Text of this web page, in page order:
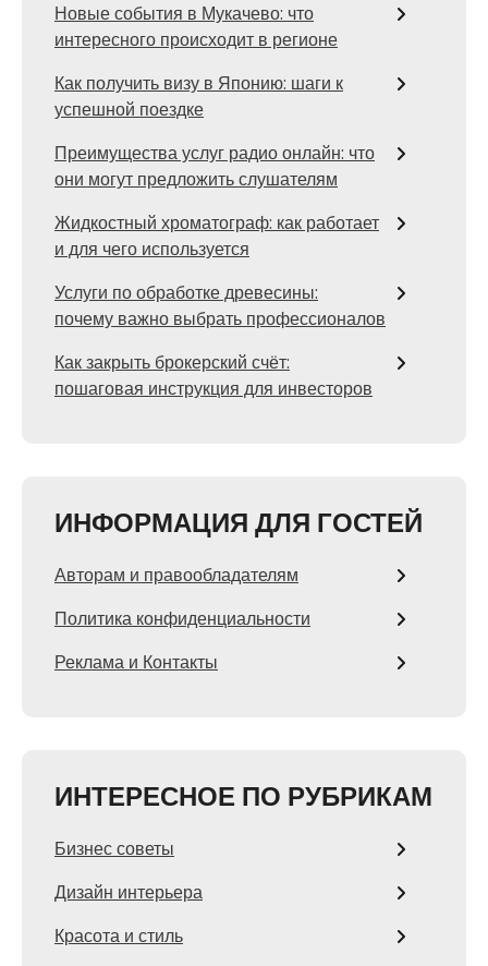
Новые события в Мукачево: что
интересного происходит в регионе
Как получить визу в Японию: шаги к
успешной поездке
Преимущества услуг радио онлайн: что
они могут предложить слушателям
Жидкостный хроматограф: как работает
и для чего используется
Услуги по обработке древесины:
почему важно выбрать профессионалов
Как закрыть брокерский счёт:
пошаговая инструкция для инвесторов
ИНФОРМАЦИЯ ДЛЯ ГОСТЕЙ
Авторам и правообладателям
Политика конфиденциальности
Реклама и Контакты
ИНТЕРЕСНОЕ ПО РУБРИКАМ
Бизнес советы
Дизайн интерьера
Красота и стиль